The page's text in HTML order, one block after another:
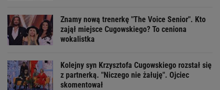
Znamy nową trenerkę "The Voice Senior". Kto
zajął miejsce Cugowskiego? To ceniona
wokalistka
Kolejny syn Krzysztofa Cugowskiego rozstał się
z partnerką. "Niczego nie żałuję". Ojciec
skomentował